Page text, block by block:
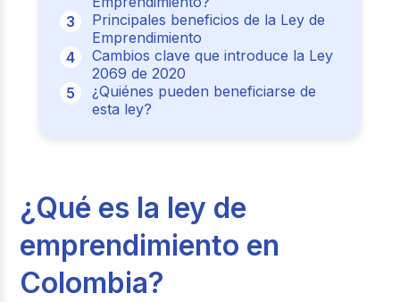
Principales beneficios de la Ley de
Emprendimiento
Cambios clave que introduce la Ley
2069 de 2020
¿Quiénes pueden beneficiarse de
esta ley?
¿Qué es la ley de
emprendimiento en
Colombia?